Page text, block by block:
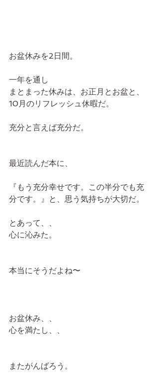
お盆休みを2日間。
一年を通し
まとまった休みは、お正月とお盆と、
10月のリフレッシュ休暇だ。
充分と言えば充分だ。
最近読んだ本に、
『もう充分幸せです。この半分でも充
分です。』と、思う気持ちが大切だ。
とあって、、
心に沁みた。
本当にそうだよね〜
お盆休み、、
心を満たし、、
またがんばろう。